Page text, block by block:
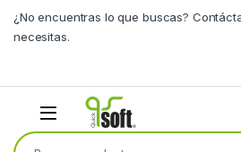
¿No encuentras lo que buscas?
necesitas.
Buscar por: